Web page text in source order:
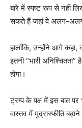
बारे में स्पष्ट रूप से नहीं
सकते हैं जहां वे अलग-अलग
हालाँकि, उन्होंने आगे कहा,
इतनी “भारी
होगा।
ट्रम्प के पक्ष में इस बात पर
वास्तव में मुद्रास्फीति बढ़ाने